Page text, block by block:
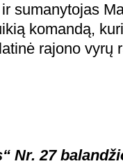
sumanytojas
komandą,
rajono vyrų
Nr. 27